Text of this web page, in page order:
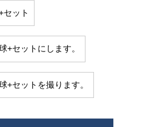
セット
+セットにします。
+セットを撮ります。